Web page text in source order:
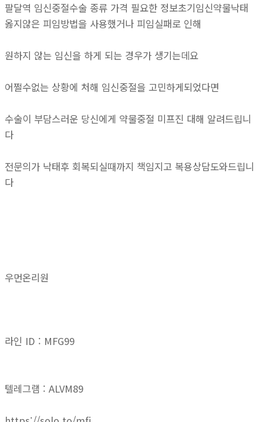
팔달역 임신중절수술 종류 가격 필요한 정보초기임신약물낙­태
옳지않은 피임방법을 사용했거나 피임실패로 인해
원하지 않는 임신을 하게 되는 경우가 생기는데요
어쩔수없는 상황에 처해 임신중절을 고민하게되었다면
수술이 부담스러운 당신에게 약물중절 미프진 대해 알려드립니
다
전문의가 낙태후 회복되실때까지 책임지고 복용상담도와드립니
다
우먼온리원
라인 ID : MFG99
텔레그램 : ALVM89